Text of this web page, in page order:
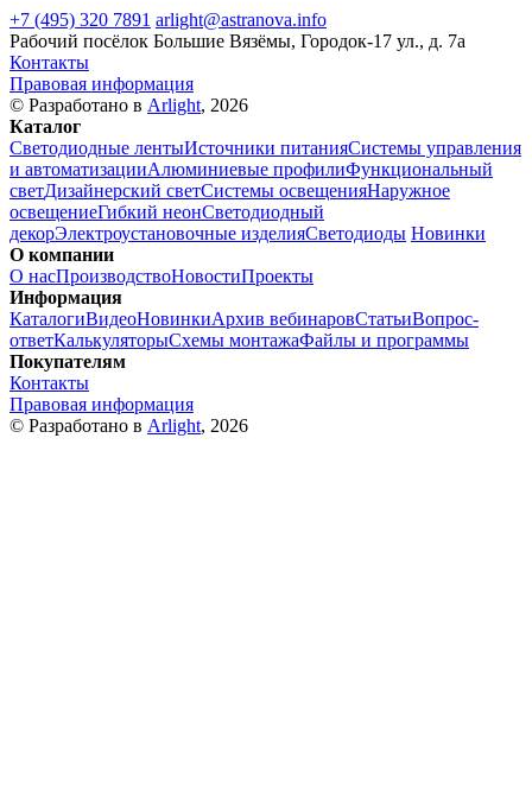
+7 (495) 320 7891 arlight@astranova.info
Рабочий посёлок Большие Вязёмы, Городок-17 ул., д. 7а
Контакты
Правовая информация
© Разработано в Arlight, 2026
Каталог
Светодиодные лентыИсточники питанияСистемы управления
и автоматизацииАлюминиевые профилиФункциональный
светДизайнерский светСистемы освещенияНаружное
освещениеГибкий неонСветодиодный
декорЭлектроустановочные изделияСветодиоды Новинки
О компании
О насПроизводствоНовостиПроекты
Информация
КаталогиВидеоНовинкиАрхив вебинаровСтатьиВопрос-
ответКалькуляторыСхемы монтажаФайлы и программы
Покупателям
Контакты
Правовая информация
© Разработано в Arlight, 2026